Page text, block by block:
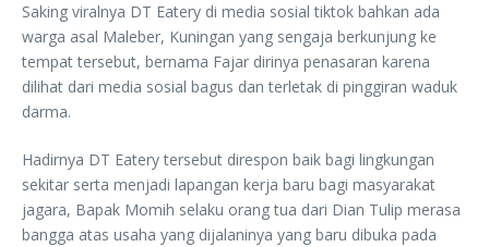
Saking viralnya DT Eatery di media sosial tiktok bahkan ada
warga asal Maleber, Kuningan yang sengaja berkunjung ke
tempat tersebut, bernama Fajar dirinya penasaran karena
dilihat dari media sosial bagus dan terletak di pinggiran waduk
darma.
Hadirnya DT Eatery tersebut direspon baik bagi lingkungan
sekitar serta menjadi lapangan kerja baru bagi masyarakat
jagara, Bapak Momih selaku orang tua dari Dian Tulip merasa
bangga atas usaha yang dijalaninya yang baru dibuka pada